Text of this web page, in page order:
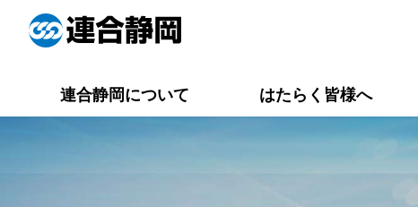
連合静岡について はたらく皆様へ